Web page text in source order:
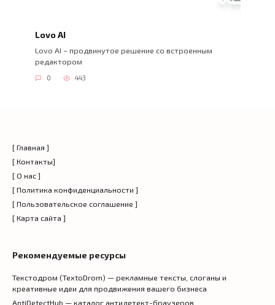
Lovo AI
Lovo AI – продвинутое решение со встроенным
редактором
0 443
[ Главная ]
[ Контакты]
[ О нас ]
[ Политика конфиденциальности ]
[ Пользовательское соглашение ]
[ Карта сайта ]
Рекомендуемые ресурсы
Текстодром (TextoDrom) — рекламные тексты, слоганы и
креативные идеи для продвижения вашего бизнеса
AntiDetectHub — каталог антидетект-браузеров